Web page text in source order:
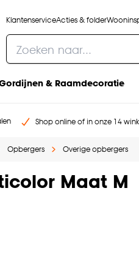
KlantenserviceActies & folder
& Raamdecoratie
Shop online of in onze 14
Opbergers Overige opbergers
Maat M